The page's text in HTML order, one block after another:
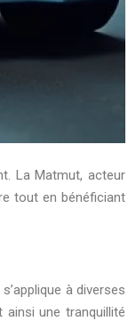
La Matmut, acteur
tout en bénéficiant
à diverses
une tranquillité